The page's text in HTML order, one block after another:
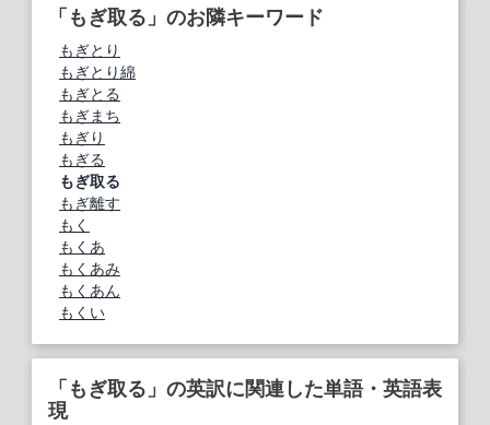
「もぎ取る」のお隣キーワード
もぎとり
もぎとり綿
もぎとる
もぎまち
もぎり
もぎる
もぎ取る
もぎ離す
もく
もくあ
もくあみ
もくあん
もくい
「もぎ取る」の英訳に関連した単語・英語表
現